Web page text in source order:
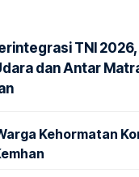
TNI 2026,
dan Antar
Kehormatan